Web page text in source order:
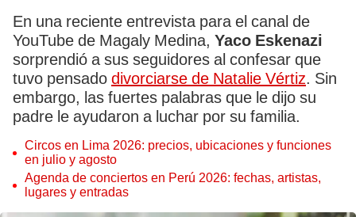
En una reciente entrevista para el canal de
YouTube de Magaly Medina, Yaco Eskenazi
sorprendió a sus seguidores al confesar que
tuvo pensado divorciarse de Natalie Vértiz. Sin
embargo, las fuertes palabras que le dijo su
padre le ayudaron a luchar por su familia.
Circos en Lima 2026: precios, ubicaciones y funciones
en julio y agosto
Agenda de conciertos en Perú 2026: fechas, artistas,
lugares y entradas